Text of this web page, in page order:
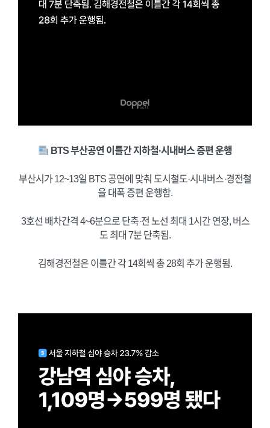
BTS 부산공연 이틀간 지하철·시내버스 증편 운행
부산시가 12~13일 BTS 공연에 맞춰 도시철도·시내버스·경전철
을 대폭 증편 운행함.
3호선 배차간격 4~6분으로 단축·전 노선 최대 1시간 연장, 버스
도 최대 7분 단축됨.
김해경전철은 이틀간 각 14회씩 총 28회 추가 운행됨.